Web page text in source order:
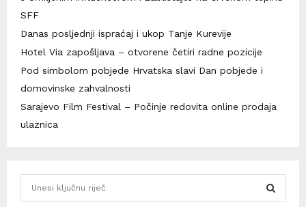
SFF
Danas posljednji ispraćaj i ukop Tanje Kurevije
Hotel Via zapošljava – otvorene četiri radne pozicije
Pod simbolom pobjede Hrvatska slavi Dan pobjede i
domovinske zahvalnosti
Sarajevo Film Festival – Počinje redovita online prodaja
ulaznica